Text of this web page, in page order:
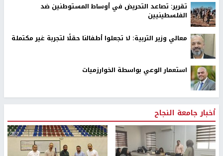
تقرير: تصاعد التحريض في أوساط المستوطنين ضد
الفلسطينيين
معالي وزير التربية: لا تجعلوا أطفالنا حقلًا لتجربة غير مكتملة
استعمار الوعي بواسطة الخوارزميات
أخبار جامعة النجاح